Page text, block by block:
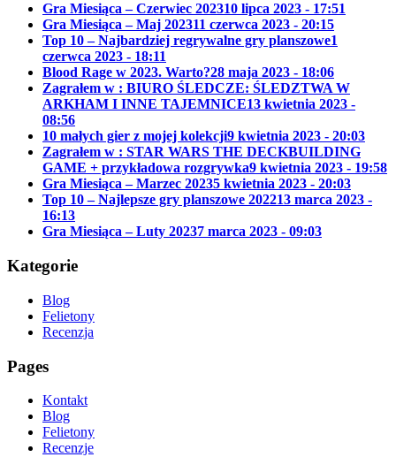
Gra Miesiąca – Czerwiec 202310 lipca 2023 - 17:51
Gra Miesiąca – Maj 202311 czerwca 2023 - 20:15
Top 10 – Najbardziej regrywalne gry planszowe1
czerwca 2023 - 18:11
Blood Rage w 2023. Warto?28 maja 2023 - 18:06
Zagrałem w : BIURO ŚLEDCZE: ŚLEDZTWA W
ARKHAM I INNE TAJEMNICE13 kwietnia 2023 -
08:56
10 małych gier z mojej kolekcji9 kwietnia 2023 - 20:03
Zagrałem w : STAR WARS THE DECKBUILDING
GAME + przykładowa rozgrywka9 kwietnia 2023 - 19:58
Gra Miesiąca – Marzec 20235 kwietnia 2023 - 20:03
Top 10 – Najlepsze gry planszowe 202213 marca 2023 -
16:13
Gra Miesiąca – Luty 20237 marca 2023 - 09:03
Kategorie
Blog
Felietony
Recenzja
Pages
Kontakt
Blog
Felietony
Recenzje